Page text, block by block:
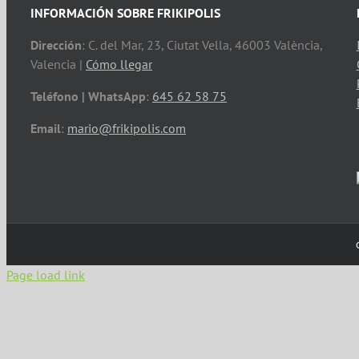
INFORMACIÓN SOBRE FRIKIPOLIS
Dirección: C. del Mar, 23, Ciutat Vella, 46003 València,
Valencia | Cómo llegar
Teléfono | WhatsApp: 645 62 58 75
Email: mario@frikipolis.com
Page load link